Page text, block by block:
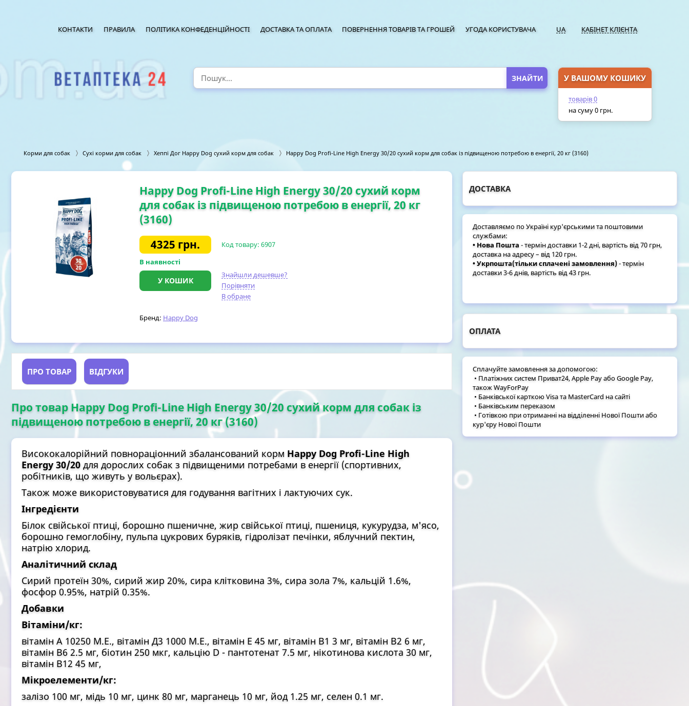
UA КАБІНЕТ КЛІЄНТА
КОНТАКТИ ПРАВИЛА ПОЛІТИКА КОНФЕДЕНЦІЙНОСТІ ДОСТАВКА ТА ОПЛАТА ПОВЕРНЕННЯ ТОВАРІВ ТА ГРОШЕЙ УГОДА КОРИСТУВАЧА
Корми для собак Сухі корми для собак Хеппі Дог Happy Dog сухий корм для собак Happy Dog Profi-Line High Energy 30/20 сухий корм для собак із підвищеною потребою в енергії, 20 кг (3160)
Happy Dog Profi-Line High Energy 30/20 сухий корм
для собак із підвищеною потребою в енергії, 20 кг
(3160)
4325 грн. Код товару: 6907
В наявності
У КОШИК
Знайшли дешевше?
Порівняти
В обране
Бренд: Happy Dog
ПРО ТОВАР ВІДГУКИ
Про товар Happy Dog Profi-Line High Energy 30/20 сухий корм для собак із
підвищеною потребою в енергії, 20 кг (3160)
Висококалорійний повнораціонний збалансований корм Happy Dog Profi-Line High
Energy 30/20 для дорослих собак з підвищеними потребами в енергії (спортивних,
робітників, що живуть у вольєрах).
Також може використовуватися для годування вагітних і лактуючих сук.
Інгредієнти
Білок свійської птиці, борошно пшеничне, жир свійської птиці, пшениця, кукурудза, м'ясо,
борошно гемоглобіну, пульпа цукрових буряків, гідролізат печінки, яблучний пектин,
натрію хлорид.
Аналітичний склад
Сирий протеїн 30%, сирий жир 20%, сира клітковина 3%, сира зола 7%, кальцій 1.6%,
фосфор 0.95%, натрій 0.35%.
Добавки
Вітаміни/кг:
вітамін А 10250 М.Е., вітамін Д3 1000 М.Е., вітамін Е 45 мг, вітамін В1 3 мг, вітамін В2 6 мг,
вітамін В6 2.5 мг, біотин 250 мкг, кальцію D - пантотенат 7.5 мг, нікотинова кислота 30 мг,
вітамін В12 45 мг,
Мікроелементи/кг:
залізо 100 мг, мідь 10 мг, цинк 80 мг, марганець 10 мг, йод 1.25 мг, селен 0.1 мг.
ДОСТАВКА
Доставляємо по Україні кур'єрськими та поштовими
службами:
• Нова Пошта - термін доставки 1-2 дні, вартість від 70 грн,
доставка на адресу – від 120 грн.
• Укрпошта(тільки сплачені замовлення)- термін
доставки 3-6 днів, вартість від 43 грн.
ОПЛАТА
Сплачуйте замовлення за допомогою:
• Платіжних систем Приват24, Apple Pay або Google Pay,
також WayForPay
• Банківської карткою Visa та MasterCard на сайті
• Банківським переказом
• Готівкою при отриманні на відділенні Нової Пошти або
кур'єру Нової Пошти
У ВАШОМУ КОШИКУ
ПЕРЕЙТИ У КОШИК
товарів0
на суму0 грн.